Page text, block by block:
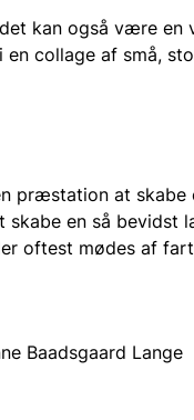
kan også være en
collage af små,
at skabe
en så bevidst
oftest mødes af fart
Baadsgaard Lange